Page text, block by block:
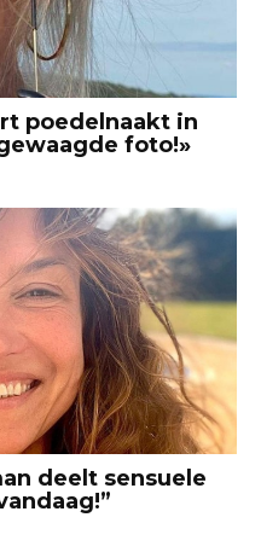
poedelnaakt in
foto!»
deelt sensuele